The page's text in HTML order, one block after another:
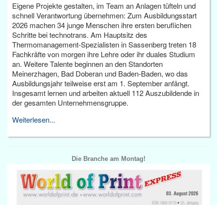
Eigene Projekte gestalten, im Team an Anlagen tüfteln und
schnell Verantwortung übernehmen: Zum Ausbildungsstart
2026 machen 34 junge Menschen ihre ersten beruflichen
Schritte bei technotrans. Am Hauptsitz des
Thermomanagement-Spezialisten in Sassenberg treten 18
Fachkräfte von morgen ihre Lehre oder ihr duales Studium
an. Weitere Talente beginnen an den Standorten
Meinerzhagen, Bad Doberan und Baden-Baden, wo das
Ausbildungsjahr teilweise erst am 1. September anfängt.
Insgesamt lernen und arbeiten aktuell 112 Auszubildende in
der gesamten Unternehmensgruppe.
Weiterlesen...
Die Branche am Montag!